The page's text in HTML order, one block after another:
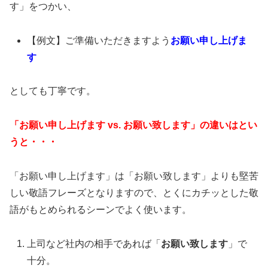
す」をつかい、
【例文】ご準備いただきますよう お願い申し上げま
す
としても丁寧です。
「お願い申し上げます vs. お願い致します」の違いはとい
うと・・・
「お願い申し上げます」は「お願い致します」よりも堅苦
しい敬語フレーズとなりますので、とくにカチッとした敬
語がもとめられるシーンでよく使います。
上司など社内の相手であれば「 お願い致します 」で
十分。